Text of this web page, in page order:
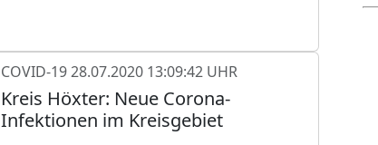
COVID-1928.07.2020 13:09:42 UHR
Kreis Höxter: Neue Corona-
Infektionen im Kreisgebiet